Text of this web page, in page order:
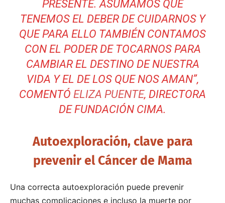
PRESENTE. ASUMAMOS QUE
TENEMOS EL DEBER DE CUIDARNOS Y
QUE PARA ELLO TAMBIÉN CONTAMOS
CON EL PODER DE TOCARNOS PARA
CAMBIAR EL DESTINO DE NUESTRA
VIDA Y EL DE LOS QUE NOS AMAN”,
COMENTÓ ELIZA PUENTE, DIRECTORA
DE FUNDACIÓN CIMA.
Autoexploración, clave para
prevenir el Cáncer de Mama
Una correcta autoexploración puede prevenir
muchas complicaciones e incluso la muerte por